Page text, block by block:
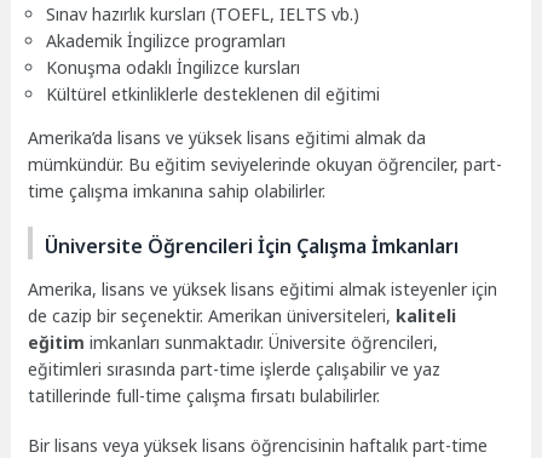
Sınav hazırlık kursları (TOEFL, IELTS vb.)
Akademik İngilizce programları
Konuşma odaklı İngilizce kursları
Kültürel etkinliklerle desteklenen dil eğitimi
Amerika’da lisans ve yüksek lisans eğitimi almak da
mümkündür. Bu eğitim seviyelerinde okuyan öğrenciler, part-
time çalışma imkanına sahip olabilirler.
Üniversite Öğrencileri İçin Çalışma İmkanları
Amerika, lisans ve yüksek lisans eğitimi almak isteyenler için
de cazip bir seçenektir. Amerikan üniversiteleri, kaliteli
eğitim imkanları sunmaktadır. Üniversite öğrencileri,
eğitimleri sırasında part-time işlerde çalışabilir ve yaz
tatillerinde full-time çalışma fırsatı bulabilirler.
Bir lisans veya yüksek lisans öğrencisinin haftalık part-time